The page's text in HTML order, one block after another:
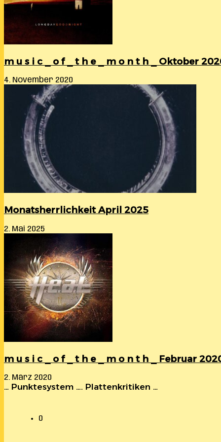
m u s i c _ o f _ t h e _ m o n t h _ Oktober
4. November 2020
Monatsherrlichkeit April 2025
2. Mai 2025
m u s i c _ o f _ t h e _ m o n t h _ Februar
2. März 2020
… Punktesystem …. Plattenkritiken …
0